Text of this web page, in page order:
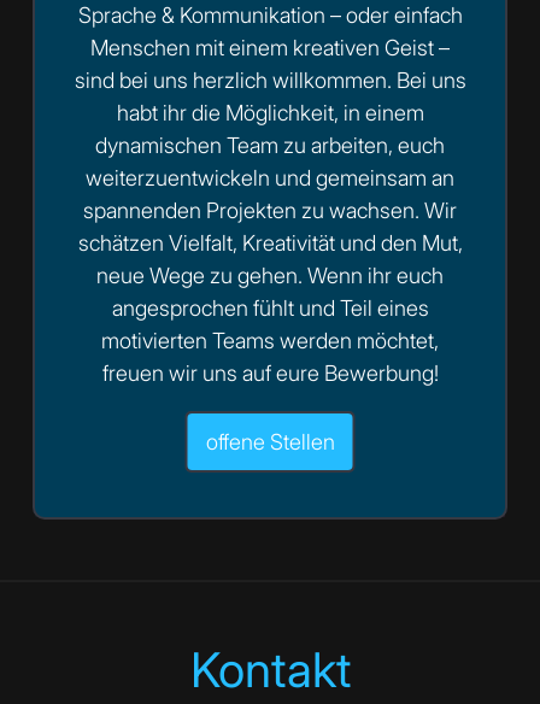
Sprache & Kommunikation – oder einfach
Menschen mit einem kreativen Geist –
sind bei uns herzlich willkommen. Bei uns
habt ihr die Möglichkeit, in einem
dynamischen Team zu arbeiten, euch
weiterzuentwickeln und gemeinsam an
spannenden Projekten zu wachsen. Wir
schätzen Vielfalt, Kreativität und den Mut,
neue Wege zu gehen. Wenn ihr euch
angesprochen fühlt und Teil eines
motivierten Teams werden möchtet,
freuen wir uns auf eure Bewerbung!
offene Stellen
Kontakt